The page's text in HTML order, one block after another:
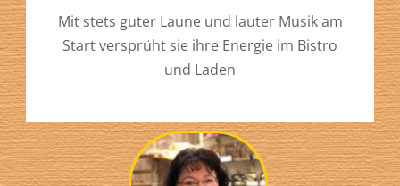
Mit stets guter Laune und lauter Musik am
Start versprüht sie ihre Energie im Bistro
und Laden